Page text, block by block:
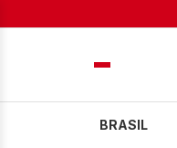
BRASIL